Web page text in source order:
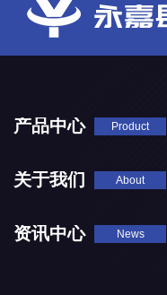
产品中心 Product
关于我们 About
资讯中心 News